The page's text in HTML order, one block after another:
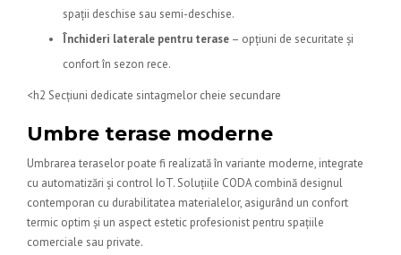
spații deschise sau semi-deschise.
Închideri laterale pentru terase – opțiuni de securitate și
confort în sezon rece.
<h2 Secțiuni dedicate sintagmelor cheie secundare
Umbre terase moderne
Umbrarea teraselor poate fi realizată în variante moderne, integrate
cu automatizări și control IoT. Soluțiile CODA combină designul
contemporan cu durabilitatea materialelor, asigurând un confort
termic optim și un aspect estetic profesionist pentru spațiile
comerciale sau private.